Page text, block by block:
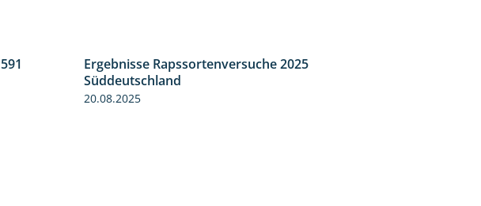
Ergebnisse Rapssortenversuche 2025
Süddeutschland
20.08.2025